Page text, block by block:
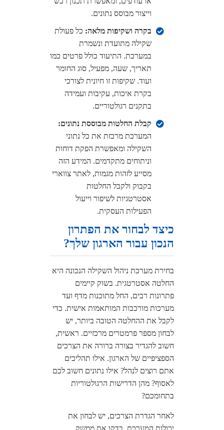
וייצור מבוסס נתונים.
בקרה ושקיפות מלאה: כל פעולת
שקילה מתועדת ונשמרת
במערכת. התיעוד כולל פרטים כמו
תאריך, שעה, מפעיל, סוג החומר
ועוד. שקיפות זו חיונית לצורכי
בקרת איכות, עקיבות ועמידה
בתקנים רגולטוריים.
קבלת החלטות מבוססת נתונים:
המערכת מרכזת את כל נתוני
השקילה ומאפשרת הפקת דוחות
וניתוחים מתקדמים. המידע הזה
מסייע לזהות מגמות, לאתר צווארי
בקבוק ולקבל החלטות
אסטרטגיות לשיפור וייעול
הפעילות העסקית.
כיצד לבחור את הפתרון
הנכון עבור הארגון שלך?
בחירת מערכת ניהול השקילה הנכונה היא
החלטה אסטרטגית. בשוק קיימים
פתרונות רבים, החל מתוכנות מדף ועד
מערכות מורכבות המותאמות אישית. כדי
לקבל את ההחלטה הטובה ביותר, יש
לבחון מספר פרמטרים מרכזיים. ראשית,
חשוב להגדיר בצורה ברורה את הצרכים
הספציפיים של הארגון. אילו תהליכים
אתם רוצים לנהל? אילו נתונים חשוב לכם
לאסוף? מהן הדרישות הרגולטוריות
בתחומכם?
לאחר הגדרת הצרכים, יש לבחון את
יכולות המערכת. בדקו את ממשק